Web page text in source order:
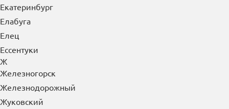
Екатеринбург
Елабуга
Елец
Ессентуки
Ж
Железногорск
Железнодорожный
Жуковский